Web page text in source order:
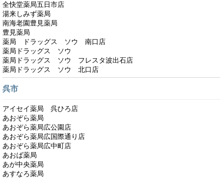
全快堂薬局五日市店
湯来しみず薬局
南海老園豊見薬局
豊見薬局
薬局 ドラッグス ソウ 南口店
薬局ドラッグス ソウ
薬局ドラッグス ソウ フレスタ波出石店
薬局ドラッグス ソウ 北口店
呉市
アイセイ薬局 呉ひろ店
あおぞら薬局
あおぞら薬局広公園店
あおぞら薬局広国際通り店
あおぞら薬局広中町店
あおば薬局
あが中央薬局
あすなろ薬局